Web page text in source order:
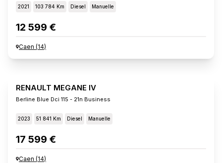
2021 103 784 Km Diesel Manuelle
12 599 €
Caen (14)
RENAULT MEGANE IV
Berline Blue Dci 115 - 21n Business
2023 51 841 Km Diesel Manuelle
17 599 €
Caen (14)